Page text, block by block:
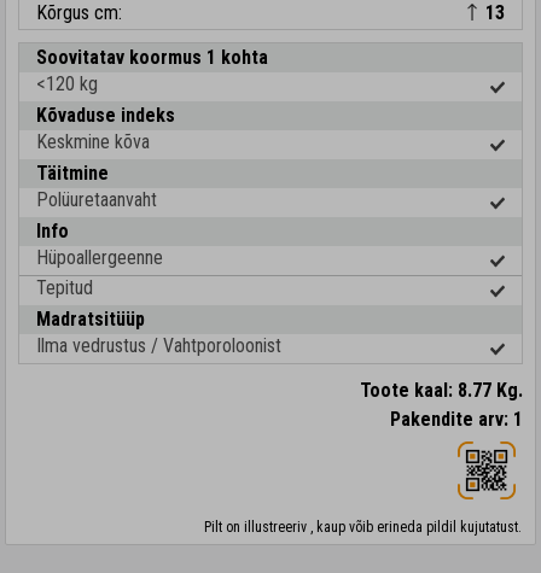
Kõrgus cm:
13
Soovitatav koormus 1 kohta
<120 kg
Kõvaduse indeks
Keskmine kõva
Täitmine
Polüuretaanvaht
Info
Hüpoallergeenne
Tepitud
Madratsitüüp
Ilma vedrustus / Vahtporoloonist
Toote kaal: 8.77 Kg.
Pakendite arv: 1
Pilt on illustreeriv , kaup võib erineda pildil kujutatust.